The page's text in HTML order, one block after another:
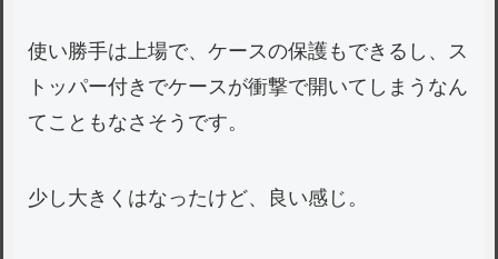
使い勝手は上場で、ケースの保護もできるし、ス
トッパー付きでケースが衝撃で開いてしまうなん
てこともなさそうです。
少し大きくはなったけど、良い感じ。